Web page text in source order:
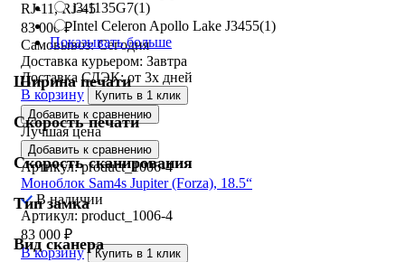
i3-1135G7(1)
Intel Celeron Apollo Lake J3455(1)
Показывать больше
Ширина печати
Скорость печати
Скорость сканирования
Тип замка
Вид сканера
RJ-11, RJ-45
83 000₽
Самовывоз:Сегодня
Доставка курьером: Завтра
Доставка СДЭК:от 3х дней
В корзину
Купить в 1 клик
Добавить к сравнению
Лучшая цена
Добавить к сравнению
Артикул: product_1006-4
Моноблок Sam4s Jupiter (Forza), 18.5“
В наличии
Артикул: product_1006-4
83 000 ₽
В корзину
Купить в 1 клик